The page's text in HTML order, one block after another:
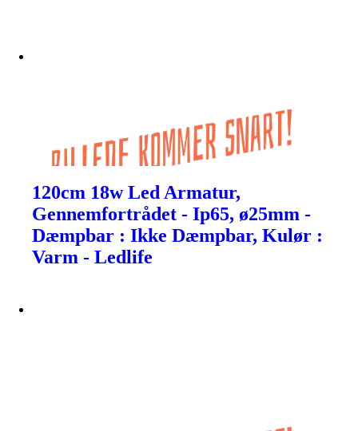
120cm 18w Led Armatur,
Gennemfortrådet - Ip65, ø25mm -
Dæmpbar : Ikke Dæmpbar, Kulør :
Varm - Ledlife